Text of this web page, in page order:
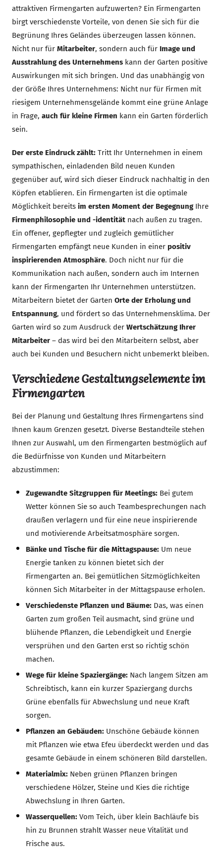
attraktiven Firmengarten aufzuwerten? Ein Firmengarten
birgt verschiedenste Vorteile, von denen Sie sich für die
Begrünung Ihres Geländes überzeugen lassen können.
Nicht nur für Mitarbeiter, sondern auch für Image und
Ausstrahlung des Unternehmens kann der Garten positive
Auswirkungen mit sich bringen. Und das unabhängig von
der Größe Ihres Unternehmens: Nicht nur für Firmen mit
riesigem Unternehmensgelände kommt eine grüne Anlage
in Frage, auch für kleine Firmen kann ein Garten förderlich
sein.
Der erste Eindruck zählt: Tritt Ihr Unternehmen in einem
sympathischen, einladenden Bild neuen Kunden
gegenüber auf, wird sich dieser Eindruck nachhaltig in den
Köpfen etablieren. Ein Firmengarten ist die optimale
Möglichkeit bereits im ersten Moment der BegegnungIhre
Firmenphilosophie und -identität nach außen zu tragen.
Ein offener, gepflegter und zugleich gemütlicher
Firmengarten empfängt neue Kunden in einer positiv
inspirierenden Atmosphäre. Doch nicht nur für die
Kommunikation nach außen, sondern auch im Internen
kann der Firmengarten Ihr Unternehmen unterstützen.
Mitarbeitern bietet der Garten Orte der Erholung und
Entspannung, und fördert so das Unternehmensklima. Der
Garten wird so zum Ausdruck der Wertschätzung Ihrer
Mitarbeiter – das wird bei den Mitarbeitern selbst, aber
auch bei Kunden und Besuchern nicht unbemerkt bleiben.
Verschiedene Gestaltungselemente im
Firmengarten
Bei der Planung und Gestaltung Ihres Firmengartens sind
Ihnen kaum Grenzen gesetzt. Diverse Bestandteile stehen
Ihnen zur Auswahl, um den Firmengarten bestmöglich auf
die Bedürfnisse von Kunden und Mitarbeitern
abzustimmen:
Zugewandte Sitzgruppen für Meetings: Bei gutem
Wetter können Sie so auch Teambesprechungen nach
draußen verlagern und für eine neue inspirierende
und motivierende Arbeitsatmosphäre sorgen.
Bänke und Tische für die Mittagspause: Um neue
Energie tanken zu können bietet sich der
Firmengarten an. Bei gemütlichen Sitzmöglichkeiten
können Sich Mitarbeiter in der Mittagspause erholen.
Verschiedenste Pflanzen und Bäume: Das, was einen
Garten zum großen Teil ausmacht, sind grüne und
blühende Pflanzen, die Lebendigkeit und Energie
versprühen und den Garten erst so richtig schön
machen.
Wege für kleine Spaziergänge: Nach langem Sitzen am
Schreibtisch, kann ein kurzer Spaziergang durchs
Grüne ebenfalls für Abwechslung und neue Kraft
sorgen.
Pflanzen an Gebäuden: Unschöne Gebäude können
mit Pflanzen wie etwa Efeu überdeckt werden und das
gesamte Gebäude in einem schöneren Bild darstellen.
Materialmix: Neben grünen Pflanzen bringen
verschiedene Hölzer, Steine und Kies die richtige
Abwechslung in Ihren Garten.
Wasserquellen: Vom Teich, über klein Bachläufe bis
hin zu Brunnen strahlt Wasser neue Vitalität und
Frische aus.